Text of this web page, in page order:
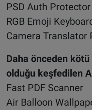
PSD Auth Protector
RGB Emoji
Camera Translator
Daha önceden
olduğu keşfedilen
Fast PDF Scanner
Air Balloon